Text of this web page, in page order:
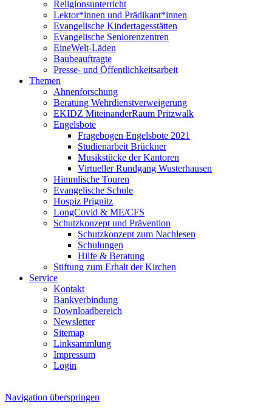
Religionsunterricht
Lektor*innen und Prädikant*innen
Evangelische Kindertagesstätten
Evangelische Seniorenzentren
EineWelt-Läden
Baubeauftragte
Presse- und Öffentlichkeitsarbeit
Themen
Ahnenforschung
Beratung Wehrdienstverweigerung
EKIDZ MiteinanderRaum Pritzwalk
Engelsbote
Fragebogen Engelsbote 2021
Studienarbeit Brückner
Musikstücke der Kantoren
Virtueller Rundgang Wusterhausen
Himmlische Touren
Evangelische Schule
Hospiz Prignitz
LongCovid & ME/CFS
Schutzkonzept und Prävention
Schutzkonzept zum Nachlesen
Schulungen
Hilfe & Beratung
Stiftung zum Erhalt der Kirchen
Service
Kontakt
Bankverbindung
Downloadbereich
Newsletter
Sitemap
Linksammlung
Impressum
Login
Navigation überspringen